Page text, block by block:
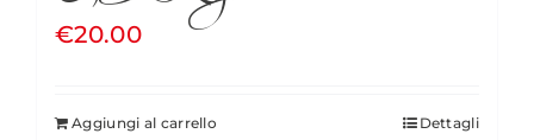
€20.00
Aggiungi al carrello Dettagli